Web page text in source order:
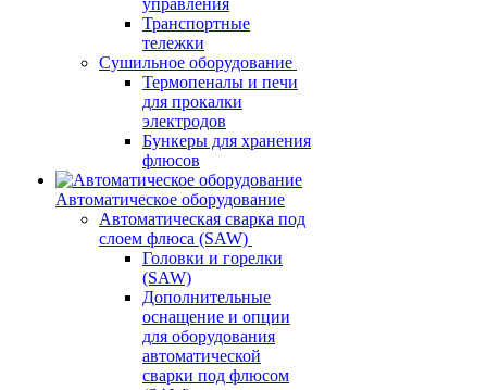
управления
Транспортные
тележки
Сушильное оборудование
Термопеналы и печи
для прокалки
электродов
Бункеры для хранения
флюсов
Автоматическое оборудование
Автоматическая сварка под
слоем флюса (SAW)
Головки и горелки
(SAW)
Дополнительные
оснащение и опции
для оборудования
автоматической
сварки под флюсом